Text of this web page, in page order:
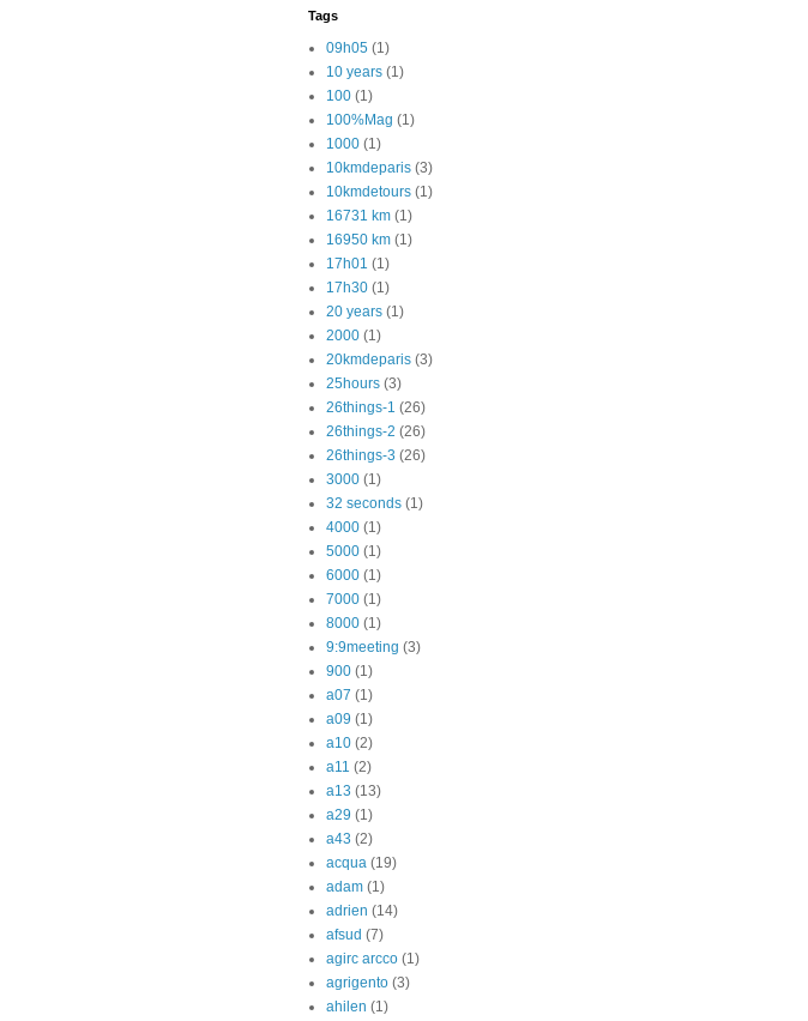
Tags
09h05 (1)
10 years (1)
100 (1)
100%Mag (1)
1000 (1)
10kmdeparis (3)
10kmdetours (1)
16731 km (1)
16950 km (1)
17h01 (1)
17h30 (1)
20 years (1)
2000 (1)
20kmdeparis (3)
25hours (3)
26things-1 (26)
26things-2 (26)
26things-3 (26)
3000 (1)
32 seconds (1)
4000 (1)
5000 (1)
6000 (1)
7000 (1)
8000 (1)
9:9meeting (3)
900 (1)
a07 (1)
a09 (1)
a10 (2)
a11 (2)
a13 (13)
a29 (1)
a43 (2)
acqua (19)
adam (1)
adrien (14)
afsud (7)
agirc arcco (1)
agrigento (3)
ahilen (1)